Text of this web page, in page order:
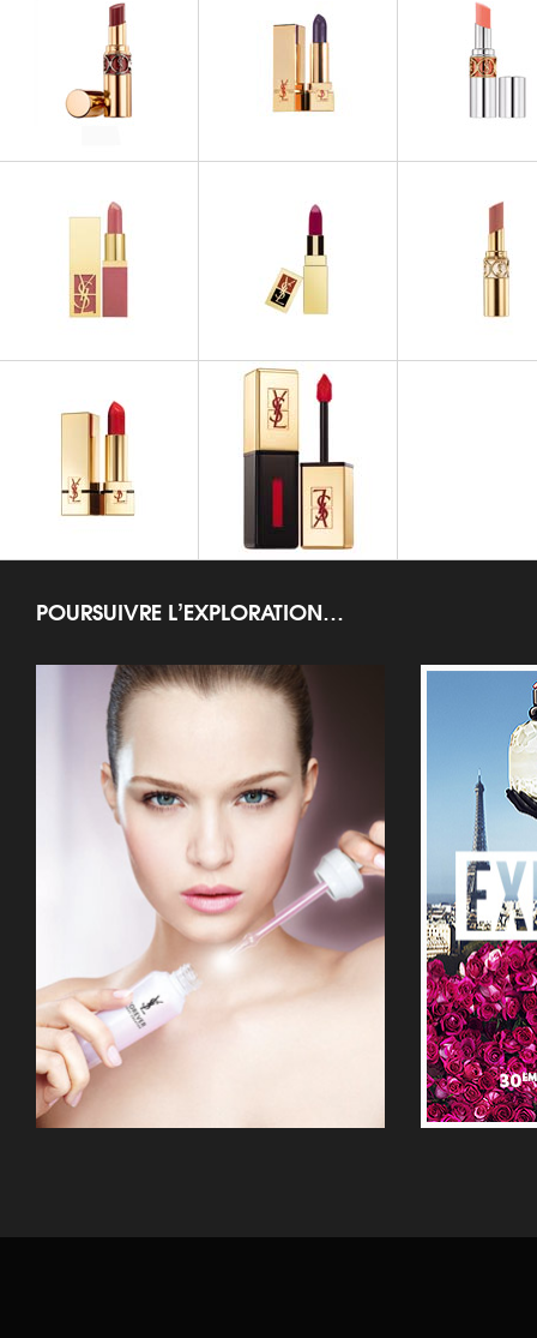
Rouge Pur Couture Vernis à
ROUGES À LÈVRES
Rouge Pur Couture Golden
Lustre Summer Look 2013
ROUGES À
Rouge
Rouge Volupté Shine
ROUGES À LÈVRES
Rouge Pur Couture Golden
Lustre
ROUGES À
Volupté Sheer
ROUGES À LÈVRES ROUGES À LÈVRES
Fard à Lèvres Rouge Pur
Winter 2013
Lèvres
POURSUIVRE L’EXPLORATION…